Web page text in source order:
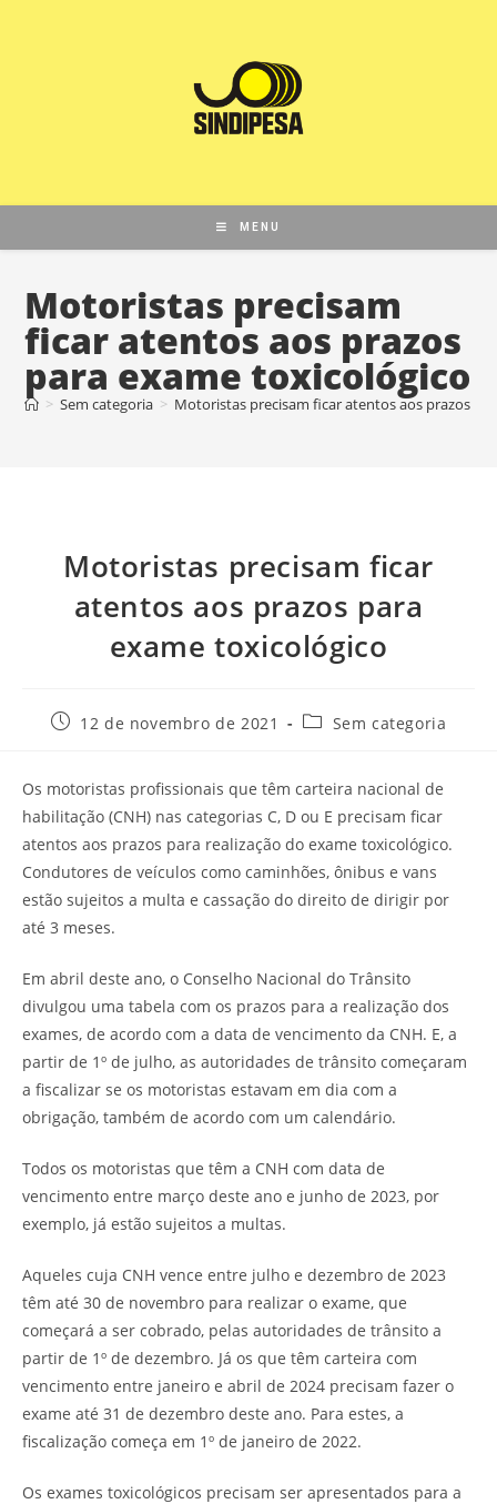
MENU
Motoristas precisam
ficar atentos aos prazos
para exame toxicológico
> Sem categoria > Motoristas precisam ficar atentos aos prazos
Motoristas precisam ficar
atentos aos prazos para
exame toxicológico
12 de novembro de 2021 Sem categoria
Os motoristas profissionais que têm carteira nacional de
habilitação (CNH) nas categorias C, D ou E precisam ficar
atentos aos prazos para realização do exame toxicológico.
Condutores de veículos como caminhões, ônibus e vans
estão sujeitos a multa e cassação do direito de dirigir por
até 3 meses.
Em abril deste ano, o Conselho Nacional do Trânsito
divulgou uma tabela com os prazos para a realização dos
exames, de acordo com a data de vencimento da CNH. E, a
partir de 1º de julho, as autoridades de trânsito começaram
a fiscalizar se os motoristas estavam em dia com a
obrigação, também de acordo com um calendário.
Todos os motoristas que têm a CNH com data de
vencimento entre março deste ano e junho de 2023, por
exemplo, já estão sujeitos a multas.
Aqueles cuja CNH vence entre julho e dezembro de 2023
têm até 30 de novembro para realizar o exame, que
começará a ser cobrado, pelas autoridades de trânsito a
partir de 1º de dezembro. Já os que têm carteira com
vencimento entre janeiro e abril de 2024 precisam fazer o
exame até 31 de dezembro deste ano. Para estes, a
fiscalização começa em 1º de janeiro de 2022.
Os exames toxicológicos precisam ser apresentados para a